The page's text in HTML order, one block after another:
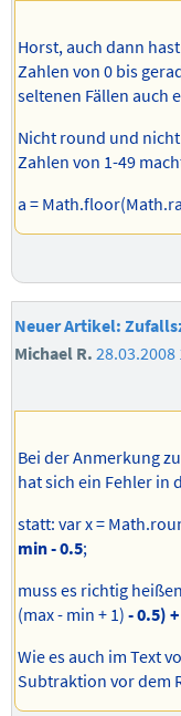
Horst, auch dann
Zahlen von 0 bis
seltenen Fällen auch
Nicht round und
Zahlen von 1-49
a =
Neuer Artikel:
Michael R. 28.03.2008
Bei der Anmerkung
hat sich ein Fehler in
statt: var x =
min - 0.5;
muss es richtig
(max - min + 1) - 0.5)
Wie es auch im Text
Subtraktion vor dem